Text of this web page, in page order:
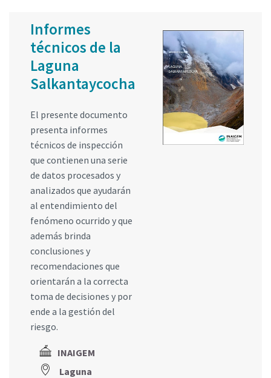
Informes
técnicos de la
Laguna
Salkantaycocha
El presente documento
presenta informes
técnicos de inspección
que contienen una serie
de datos procesados y
analizados que ayudarán
al entendimiento del
fenómeno ocurrido y que
además brinda
conclusiones y
recomendaciones que
orientarán a la correcta
toma de decisiones y por
ende a la gestión del
riesgo.
INAIGEM
Laguna